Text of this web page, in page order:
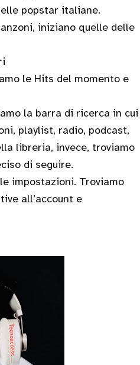
popstar italiane.
iniziano quelle delle
le Hits del momento e
la barra di ricerca in cui
playlist, radio, podcast,
libreria, invece, troviamo
di seguire.
impostazioni. Troviamo
all’account e